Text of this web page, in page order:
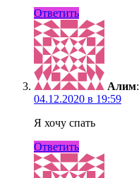
Ответить
Алим:
04.12.2020 в 19:59
Я хочу спать
Ответить